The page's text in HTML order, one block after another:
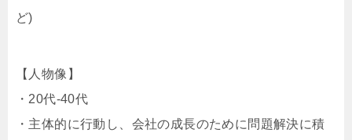
ど)
【人物像】
・20代-40代
・主体的に行動し、会社の成長のために問題解決に積